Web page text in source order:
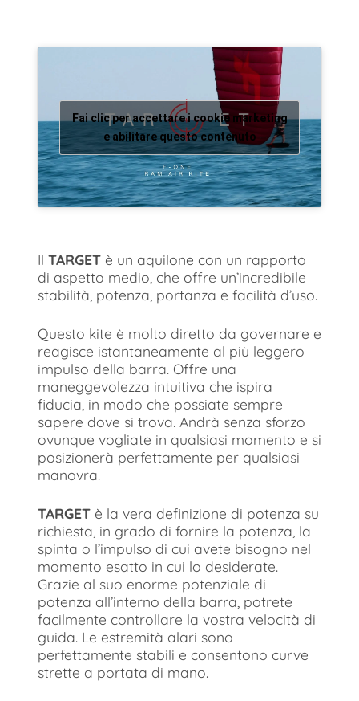
Fai clic per accettare i cookie marketing
e abilitare questo contenuto
Il TARGET è un aquilone con un rapporto
di aspetto medio, che offre un’incredibile
stabilità, potenza, portanza e facilità d’uso.
Questo kite è molto diretto da governare e
reagisce istantaneamente al più leggero
impulso della barra. Offre una
maneggevolezza intuitiva che ispira
fiducia, in modo che possiate sempre
sapere dove si trova. Andrà senza sforzo
ovunque vogliate in qualsiasi momento e si
posizionerà perfettamente per qualsiasi
manovra.
TARGET è la vera definizione di potenza su
richiesta, in grado di fornire la potenza, la
spinta o l’impulso di cui avete bisogno nel
momento esatto in cui lo desiderate.
Grazie al suo enorme potenziale di
potenza all’interno della barra, potrete
facilmente controllare la vostra velocità di
guida. Le estremità alari sono
perfettamente stabili e consentono curve
strette a portata di mano.